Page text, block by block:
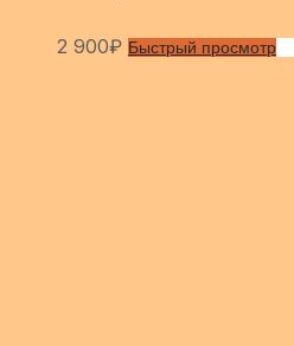
2 900₽ Быстрый просмотр